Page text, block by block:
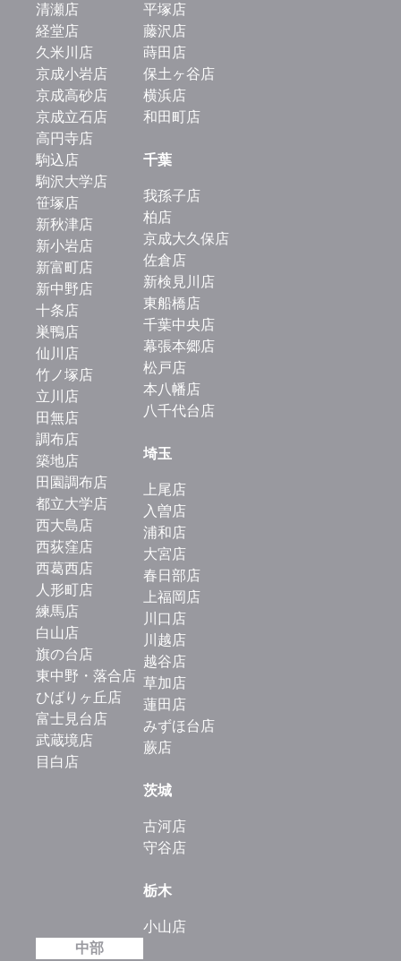
清瀬店
経堂店
久米川店
京成小岩店
京成高砂店
京成立石店
高円寺店
駒込店
駒沢大学店
笹塚店
新秋津店
新小岩店
新富町店
新中野店
十条店
巣鴨店
仙川店
竹ノ塚店
立川店
田無店
調布店
築地店
田園調布店
都立大学店
西大島店
西荻窪店
西葛西店
人形町店
練馬店
白山店
旗の台店
東中野・落合店
ひばりヶ丘店
富士見台店
武蔵境店
目白店
平塚店
藤沢店
蒔田店
保土ヶ谷店
横浜店
和田町店
千葉
我孫子店
柏店
京成大久保店
佐倉店
新検見川店
東船橋店
千葉中央店
幕張本郷店
松戸店
本八幡店
八千代台店
埼玉
上尾店
入曽店
浦和店
大宮店
春日部店
上福岡店
川口店
川越店
越谷店
草加店
蓮田店
みずほ台店
蕨店
茨城
古河店
守谷店
栃木
小山店
中部